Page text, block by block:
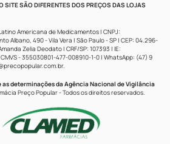
SITE SÃO DIFERENTES DOS PREÇOS DAS LOJAS
Latino Americana de Medicamentos | CNPJ:
Albano, 490 - Vila Vera | São Paulo - SP | CEP: 04.296-
Zelia Deodato | CRF/SP: 107393 | IE:
CMVS - 355030801-477-008910-1-0 | WhatsApp: (47) 9
.
as determinações da Agência Nacional de Vigilância
Preço Popular - Todos os direitos reservados.